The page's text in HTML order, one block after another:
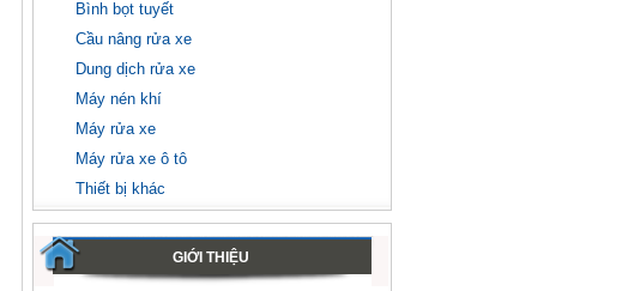
Bình bọt tuyết
Cầu nâng rửa xe
Dung dịch rửa xe
Máy nén khí
Máy rửa xe
Máy rửa xe ô tô
Thiết bị khác
GIỚI THIỆU